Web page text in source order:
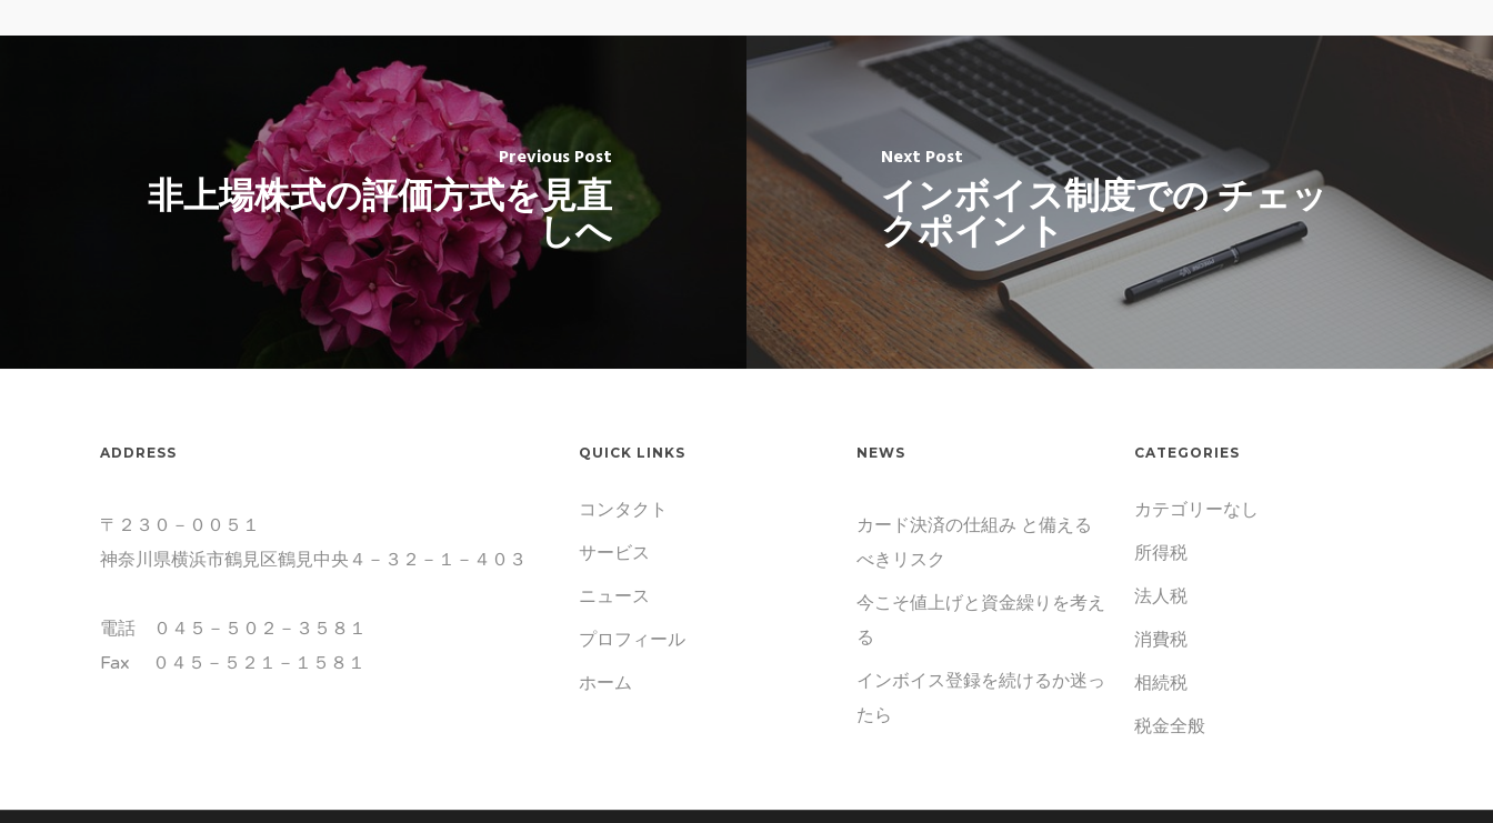
Previous Post
非上場株式の評価方式を見直
しへ
Next Post
インボイス制度での チェッ
クポイント
ADDRESS
〒２３０－００５１
神奈川県横浜市鶴見区鶴見中央４－３２－１－４０３
電話 ０４５－５０２－３５８１
Fax ０４５－５２１－１５８１
QUICK LINKS
コンタクト
サービス
ニュース
プロフィール
ホーム
NEWS
カード決済の仕組み と備える
べきリスク
今こそ値上げと資金繰りを考え
る
インボイス登録を続けるか迷っ
たら
CATEGORIES
カテゴリーなし
所得税
法人税
消費税
相続税
税金全般